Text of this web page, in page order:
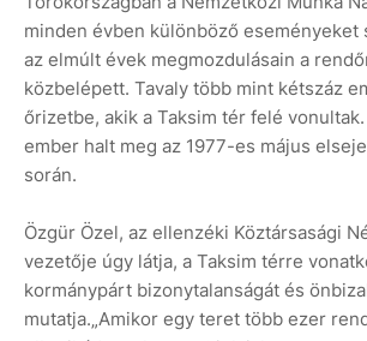
minden évben különböző eseményeket
az elmúlt évek megmozdulásain a
közbelépett. Tavaly több mint kétszáz
őrizetbe, akik a Taksim tér felé
ember halt meg az 1977-es május
során.
Özgür Özel, az ellenzéki Köztársasági
vezetője úgy látja, a Taksim térre
kormánypárt bizonytalanságát és
mutatja.„Amikor egy teret több ezer